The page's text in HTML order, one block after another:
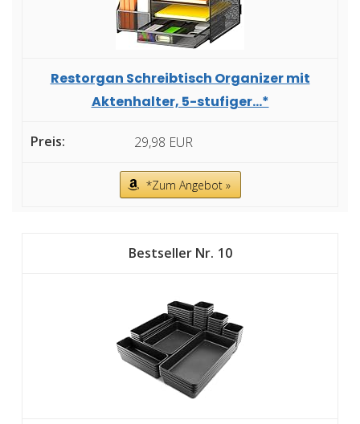
Restorgan Schreibtisch Organizer mit
Aktenhalter, 5-stufiger...*
29,98 EUR
*Zum Angebot »
10